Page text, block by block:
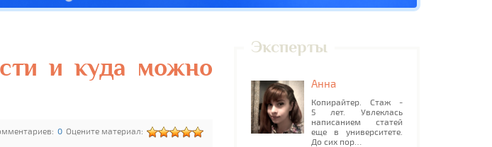
и куда можно
0 Оцените материал:
Эксперты
Анна
Копирайтер. Стаж -
5 лет. Увлеклась
написанием статей
еще в университете.
До сих пор…